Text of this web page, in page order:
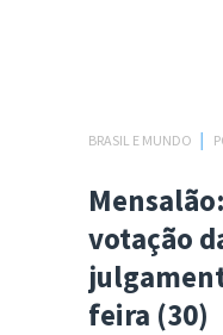
BRASIL E MUNDO
votação
feira (30)